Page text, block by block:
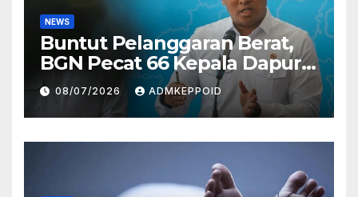
NEWS
Buntut Pelanggaran Berat,
BGN Pecat 66 Kepala Dapur
MBG dan Ungkap Alasannya
08/07/2026 ADMKEPPOID